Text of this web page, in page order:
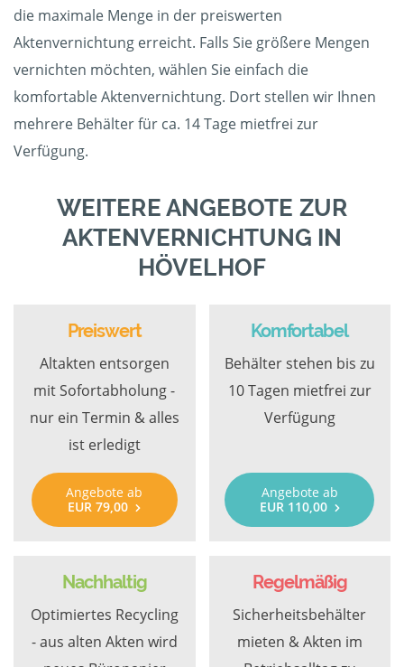
die maximale Menge in der preiswerten
Aktenvernichtung erreicht. Falls Sie größere Mengen
vernichten möchten, wählen Sie einfach die
komfortable Aktenvernichtung. Dort stellen wir Ihnen
mehrere Behälter für ca. 14 Tage mietfrei zur
Verfügung.
WEITERE ANGEBOTE ZUR
AKTENVERNICHTUNG IN
HÖVELHOF
Preiswert
Altakten entsorgen
mit Sofortabholung -
nur ein Termin & alles
ist erledigt
Angebote ab
EUR 79,00
Komfortabel
Behälter stehen bis zu
10 Tagen mietfrei zur
Verfügung
Angebote ab
EUR 110,00
Nachhaltig
Optimiertes Recycling
- aus alten Akten wird
Regelmäßig
Sicherheitsbehälter
mieten & Akten im